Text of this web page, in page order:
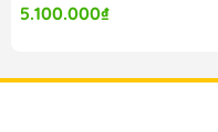
5.100.000₫